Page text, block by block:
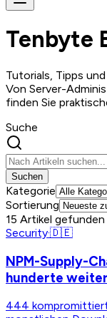
Tenbyte
Tutorials, Tipps
Von Server-
finden Sie
Suche
Suchen
Kategorie
Sortierung
15 Artikel gefunden
Security·🇩🇪
NPM-Supply-
hunderte
444